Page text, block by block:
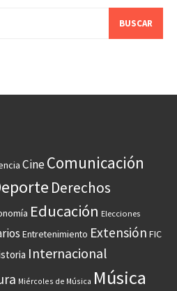
CineComunicación
Derechos
Educación Elecciones
Entretenimiento Extensión FIC
Internacional
Miércoles de Música Música